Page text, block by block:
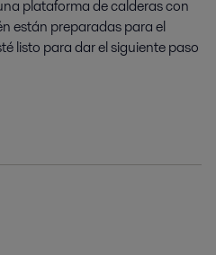
plataforma de calderas con
están preparadas para el
listo para dar el siguiente paso